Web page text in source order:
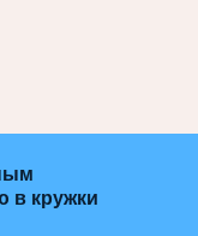
в кружки